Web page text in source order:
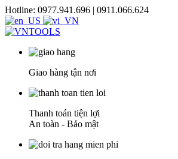
Hotline: 0977.941.696 | 0911.066.624
Giao hàng tận nơi
Thanh toán tiện lợi
An toàn - Bảo mật